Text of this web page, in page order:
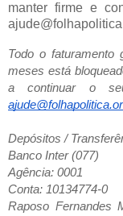
manter firme e
Todo o faturamento
meses está
a continuar o
Depósitos /
Banco Inter (077)
Agência: 0001
Conta: 10134774-0
Raposo Fernandes